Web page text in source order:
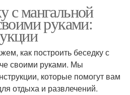
с мангальной
руками:
как построить беседку с
своими руками. Мы
которые помогут вам
отдыха и развлечений.